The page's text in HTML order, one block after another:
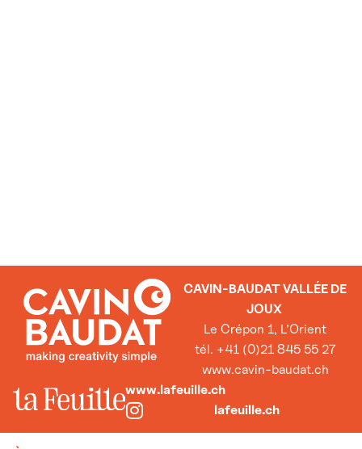
CAVIN-BAUDAT VALLÉE DE
JOUX
Le Crépon 1, L’Orient
tél. +41 (0)21 845 55 27
www.cavin-baudat.ch
www.lafeuille.ch
lafeuille.ch